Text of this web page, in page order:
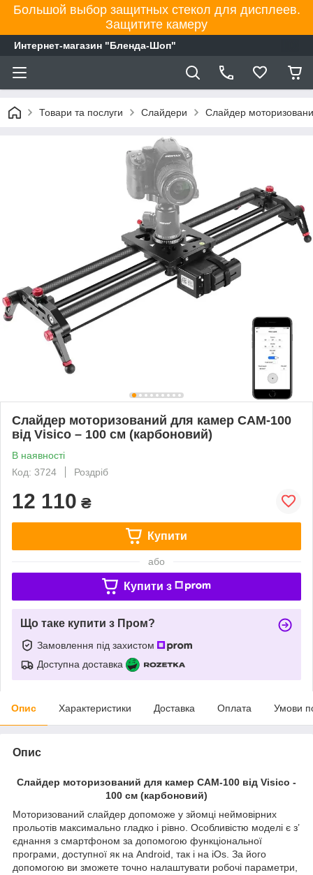
Большой выбор защитных стекол для дисплеев.
Защитите камеру
Интернет-магазин "Бленда-Шоп"
Товари та послуги Слайдери Слайдер
Слайдер моторизований для камер CAM-100
від Visico – 100 см (карбоновий)
В наявності
Код: 3724
Роздріб
12 110 ₴
Купити
або
Купити з
Що таке купити з Пром?
Замовлення під захистом
Доступна доставка
Опис Характеристики Доставка Оплата Умови
Опис
Слайдер моторизований для камер CAM-100 від Visico -
100 см (карбоновий)
Моторизований слайдер допоможе у зйомці неймовірних
прольотів максимально гладко і рівно. Особливістю моделі є з’
єднання з смартфоном за допомогою функціональної
програми, доступної як на Android, так і на iOs. За його
допомогою ви зможете точно налаштувати робочі параметри,